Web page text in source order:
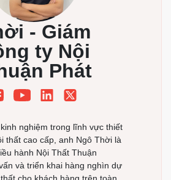
- Giám
ty Nội
Phát
nghiệm trong lĩnh vực thiết
thất cao cấp, anh Ngô Thời là
hành Nội Thất Thuận
và triển khai hàng nghìn dự
Đăng ký ngay